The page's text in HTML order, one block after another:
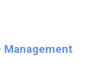
Management